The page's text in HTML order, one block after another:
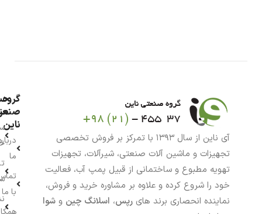
آی ناین از سال ۱۳۹۳ با تمرکز بر فروش تخصصی
تجهیزات و ماشین آلات صنعتی، شیرآلات، تجهیزات
تهویه مطبوع و ساختمانی از قبیل پمپ آب، فعالیت
خود را شروع کرده و علاوه بر مشاوره خرید و فروش،
نماینده انحصاری برند های رپس، اسلانگ چین و شوا
گروه
ناین
ما
با ما